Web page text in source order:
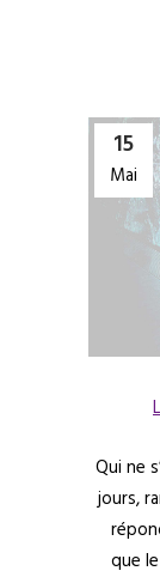
15
Mai
Qui ne
jours,
que